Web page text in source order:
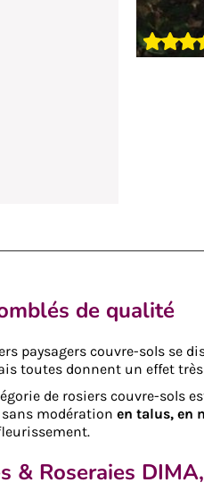
de qualité
paysagers couvre-sols se
toutes donnent un effet
de rosiers couvre-sols
modération en talus, en
& Roseraies